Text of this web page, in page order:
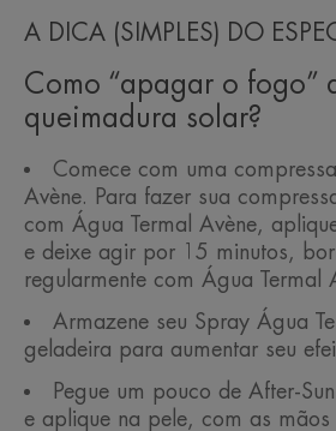
A DICA (SIMPLES) DO
Como “apagar o fogo”
queimadura solar?
Comece com uma
Avène. Para fazer sua
com Água Termal Avène,
e deixe agir por 15 minutos,
regularmente com Água Termal
Armazene seu Spray Água
geladeira para aumentar seu
Pegue um pouco de After-
e aplique na pele, com as